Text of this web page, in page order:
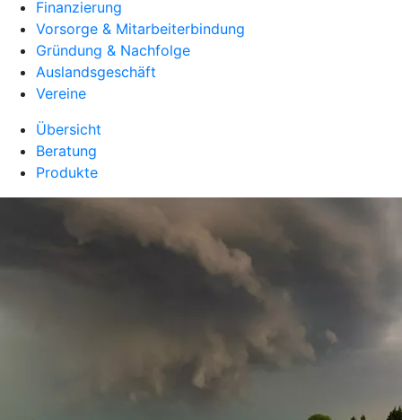
Finanzierung
Vorsorge & Mitarbeiterbindung
Gründung & Nachfolge
Auslandsgeschäft
Vereine
Übersicht
Beratung
Produkte